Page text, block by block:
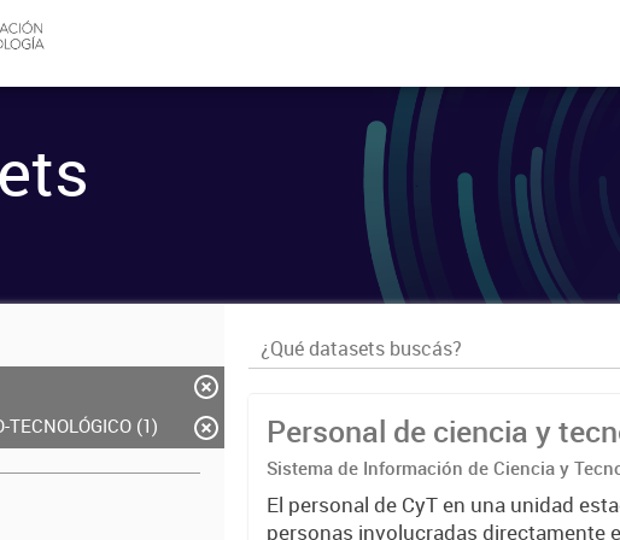
TECNOLÓGICO (1)
Personal de ciencia y
Sistema de Información de Ciencia y
El personal de CyT en una unidad
personas involucradas directamente